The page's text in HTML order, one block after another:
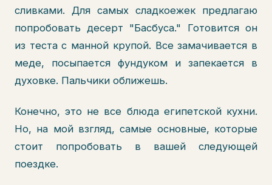
сливками. Для самых сладкоежек предлагаю
попробовать десерт "Басбуса." Готовится он
из теста с манной крупой. Все замачивается в
меде, посыпается фундуком и запекается в
духовке. Пальчики оближешь.
Конечно, это не все блюда египетской кухни.
Но, на мой взгляд, самые основные, которые
стоит попробовать в вашей следующей
поездке.